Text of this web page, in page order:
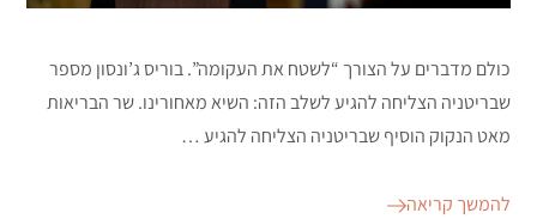
כולם מדברים על הצורך “לשטח את העקומה”. בוריס ג’ונסון מספר
שבריטניה הצליחה להגיע לשלב הזה: השיא מאחורינו. שר הבריאות
מאט הנקוק הוסיף שבריטניה הצליחה להגיע …
להמשך קריאה